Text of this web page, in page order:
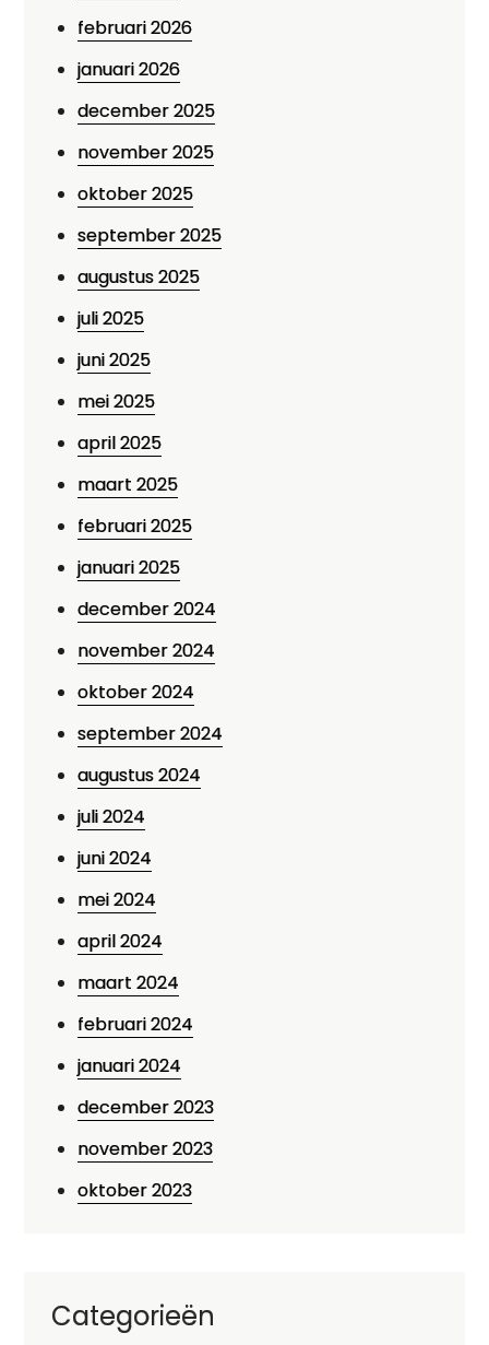
februari 2026
januari 2026
december 2025
november 2025
oktober 2025
september 2025
augustus 2025
juli 2025
juni 2025
mei 2025
april 2025
maart 2025
februari 2025
januari 2025
december 2024
november 2024
oktober 2024
september 2024
augustus 2024
juli 2024
juni 2024
mei 2024
april 2024
maart 2024
februari 2024
januari 2024
december 2023
november 2023
oktober 2023
Categorieën